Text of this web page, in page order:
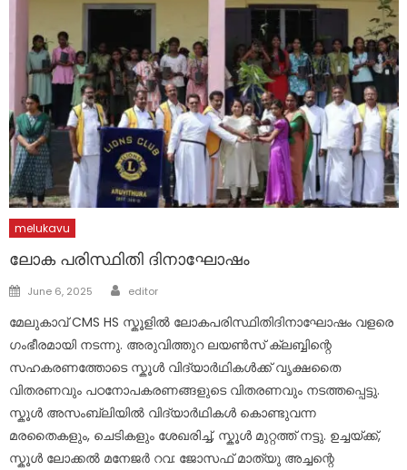
melukavu
ലോക പരിസ്ഥിതി ദിനാഘോഷം
Posted
June 6, 2025 Author
editor
മേലുകാവ് CMS HS സ്കൂളിൽ ലോകപരിസ്ഥിതിദിനാഘോഷം വളരെ
ഗംഭീരമായി നടന്നു. അരുവിത്തുറ ലയൺസ് ക്ലബ്ബിന്റെ
സഹകരണത്തോടെ സ്കൂൾ വിദ്യാർഥികൾക്ക് വൃക്ഷതൈ
വിതരണവും പഠനോപകരണങ്ങളുടെ വിതരണവും നടത്തപ്പെട്ടു.
സ്കൂൾ അസംബ്ലിയിൽ വിദ്യാർഥികൾ കൊണ്ടുവന്ന
മരതൈകളും, ചെടികളും ശേഖരിച്ച്, സ്കൂൾ മുറ്റത്ത് നട്ടു. ഉച്ചയ്ക്ക്,
സ്കൂൾ ലോക്കൽ മനേജർ റവ: ജോസഫ് മാത്യു അച്ചന്റെ